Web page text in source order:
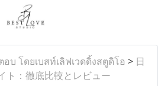
อบ โดยเบสท์เลิฟเวดดิ้งสตูดิโอ > 日
ト：徹底比較とレビュー